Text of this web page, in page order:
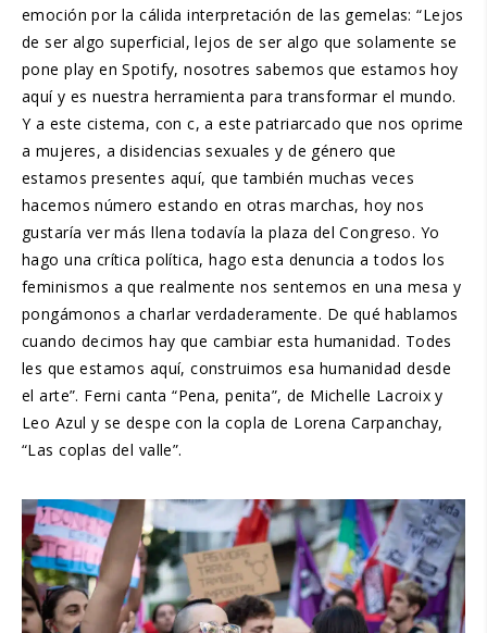
emoción por la cálida interpretación de las gemelas: “Lejos
de ser algo superficial, lejos de ser algo que solamente se
pone play en Spotify, nosotres sabemos que estamos hoy
aquí y es nuestra herramienta para transformar el mundo.
Y a este cistema, con c, a este patriarcado que nos oprime
a mujeres, a disidencias sexuales y de género que
estamos presentes aquí, que también muchas veces
hacemos número estando en otras marchas, hoy nos
gustaría ver más llena todavía la plaza del Congreso. Yo
hago una crítica política, hago esta denuncia a todos los
feminismos a que realmente nos sentemos en una mesa y
pongámonos a charlar verdaderamente. De qué hablamos
cuando decimos hay que cambiar esta humanidad. Todes
les que estamos aquí, construimos esa humanidad desde
el arte”. Ferni canta “Pena, penita”, de Michelle Lacroix y
Leo Azul y se despe con la copla de Lorena Carpanchay,
“Las coplas del valle”.